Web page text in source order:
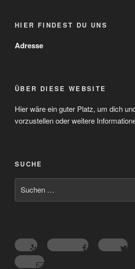
HIER FINDEST DU UNS
Adresse
ÜBER DIESE WEBSITE
Hier wäre ein guter Platz, um dich
vorzustellen oder weitere
SUCHE
nach:
Yelp Facebook Twitter
E-Mail